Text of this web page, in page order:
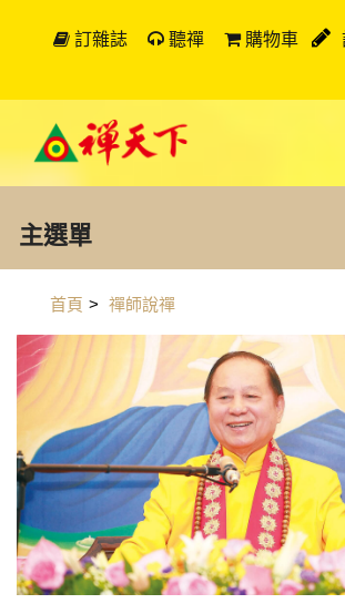
訂雜誌 聽禪 購物車
主選單
首頁 > 禪師說禪